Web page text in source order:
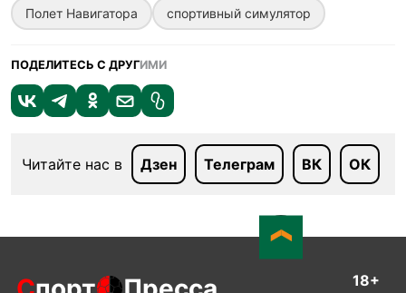
Полет Навигатора спортивный симулятор
ПОДЕЛИТЕСЬ С ДРУГИМИ
Читайте нас в Дзен Телеграм ВК ОК
18+